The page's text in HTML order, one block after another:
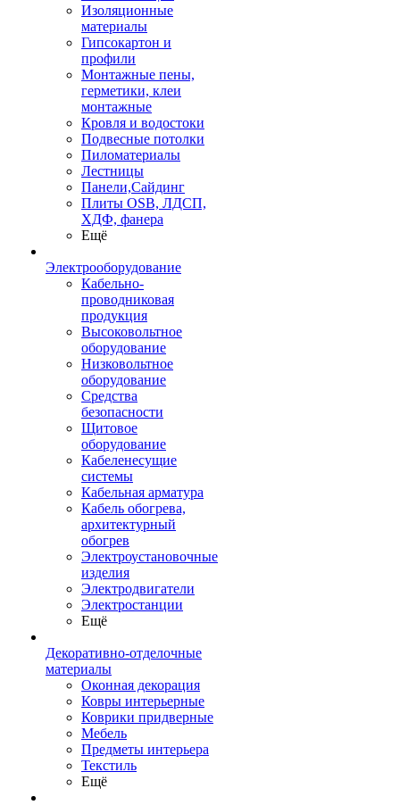
Изоляционные
материалы
Гипсокартон и
профили
Монтажные пены,
герметики, клеи
монтажные
Кровля и водостоки
Подвесные потолки
Пиломатериалы
Лестницы
Панели,Сайдинг
Плиты OSB, ЛДСП,
ХДФ, фанера
Ещё
Электрооборудование
Кабельно-
проводниковая
продукция
Высоковольтное
оборудование
Низковольтное
оборудование
Средства
безопасности
Щитовое
оборудование
Кабеленесущие
системы
Кабельная арматура
Кабель обогрева,
архитектурный
обогрев
Электроустановочные
изделия
Электродвигатели
Электростанции
Ещё
Декоративно-отделочные
материалы
Оконная декорация
Ковры интерьерные
Коврики придверные
Мебель
Предметы интерьера
Текстиль
Ещё